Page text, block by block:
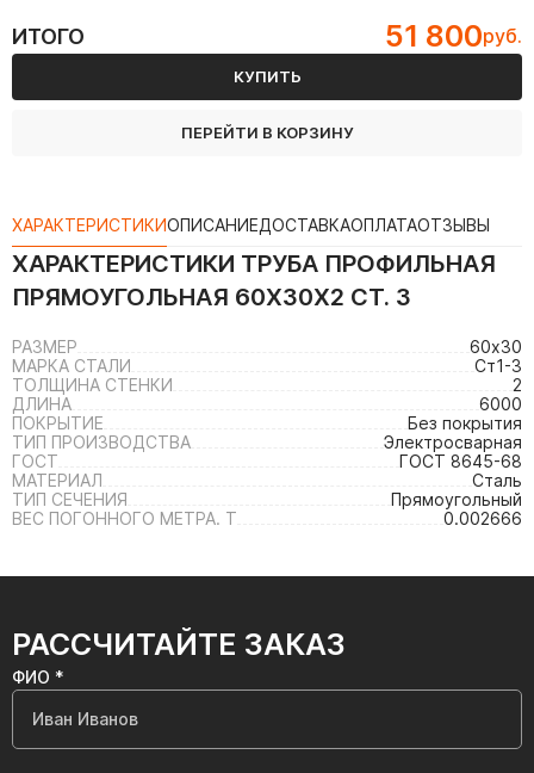
ИТОГО 51 800руб.
КУПИТЬ
ПЕРЕЙТИ В КОРЗИНУ
ХАРАКТЕРИСТИКИОПИСАНИЕДОСТАВКАОПЛАТАОТЗЫВЫ
ХАРАКТЕРИСТИКИ ТРУБА ПРОФИЛЬНАЯ
ПРЯМОУГОЛЬНАЯ 60Х30Х2 СТ. 3
РАЗМЕР
60х30
МАРКА СТАЛИ
Ст1-3
ТОЛЩИНА СТЕНКИ
2
ДЛИНА
6000
ПОКРЫТИЕ
Без покрытия
ТИП ПРОИЗВОДСТВА
Электросварная
ГОСТ
ГОСТ 8645-68
МАТЕРИАЛ
Сталь
ТИП СЕЧЕНИЯ
Прямоугольный
ВЕС ПОГОННОГО МЕТРА. Т
0.002666
РАССЧИТАЙТЕ ЗАКАЗ
ФИО *